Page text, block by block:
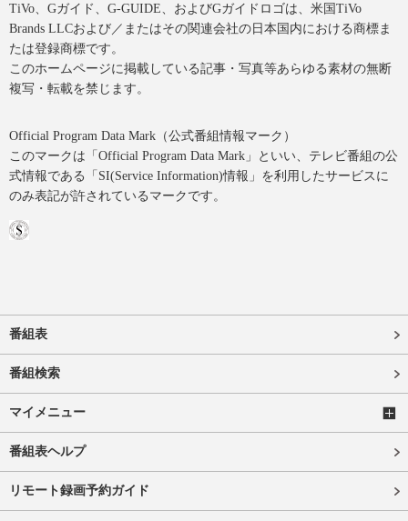
TiVo、Gガイド、G-GUIDE、およびGガイドロゴは、米国TiVo
Brands LLCおよび／またはその関連会社の日本国内における商標ま
たは登録商標です。
このホームページに掲載している記事・写真等あらゆる素材の無断
複写・転載を禁じます。
Official Program Data Mark（公式番組情報マーク）
このマークは「Official Program Data Mark」といい、テレビ番組の公
式情報である「SI(Service Information)情報」を利用したサービスに
のみ表記が許されているマークです。
番組表
番組検索
マイメニュー
番組表ヘルプ
リモート録画予約ガイド